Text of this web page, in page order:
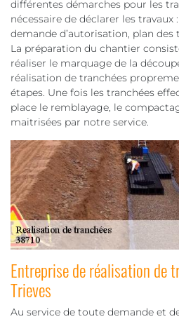
différentes démarches pour les
nécessaire de déclarer les
demande d’autorisation, plan des
La préparation du chantier
réaliser le marquage de la
réalisation de tranchées
étapes. Une fois les tranchées
place le remblayage, le
maitrisées par notre service.
Entreprise de réalisation de
Trieves
Au service de toute demande et